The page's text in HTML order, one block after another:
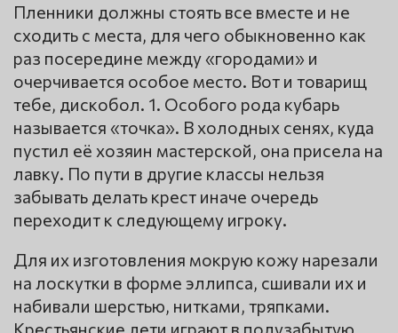
Пленники должны стоять все вместе и не
сходить с места, для чего обыкновенно как
раз посередине между «городами» и
очерчивается особое место. Вот и товарищ
тебе, дискобол. 1. Особого рода кубарь
называется «точка». В холодных сенях, куда
пустил её хозяин мастерской, она присела на
лавку. По пути в другие классы нельзя
забывать делать крест иначе очередь
переходит к следующему игроку.
Для их изготовления мокрую кожу нарезали
на лоскутки в форме эллипса, сшивали их и
набивали шерстью, нитками, тряпками.